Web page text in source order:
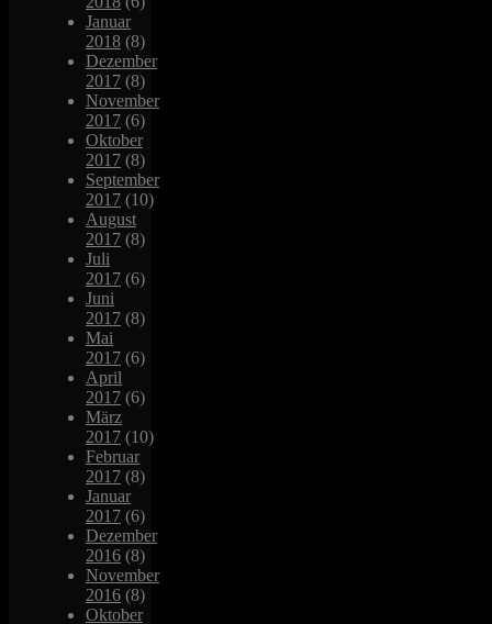
Januar
2018 (8)
Dezember
2017 (8)
November
2017 (6)
Oktober
2017 (8)
September
2017 (10)
August
2017 (8)
Juli
2017 (6)
Juni
2017 (8)
Mai
2017 (6)
April
2017 (6)
März
2017 (10)
Februar
2017 (8)
Januar
2017 (6)
Dezember
2016 (8)
November
2016 (8)
Oktober